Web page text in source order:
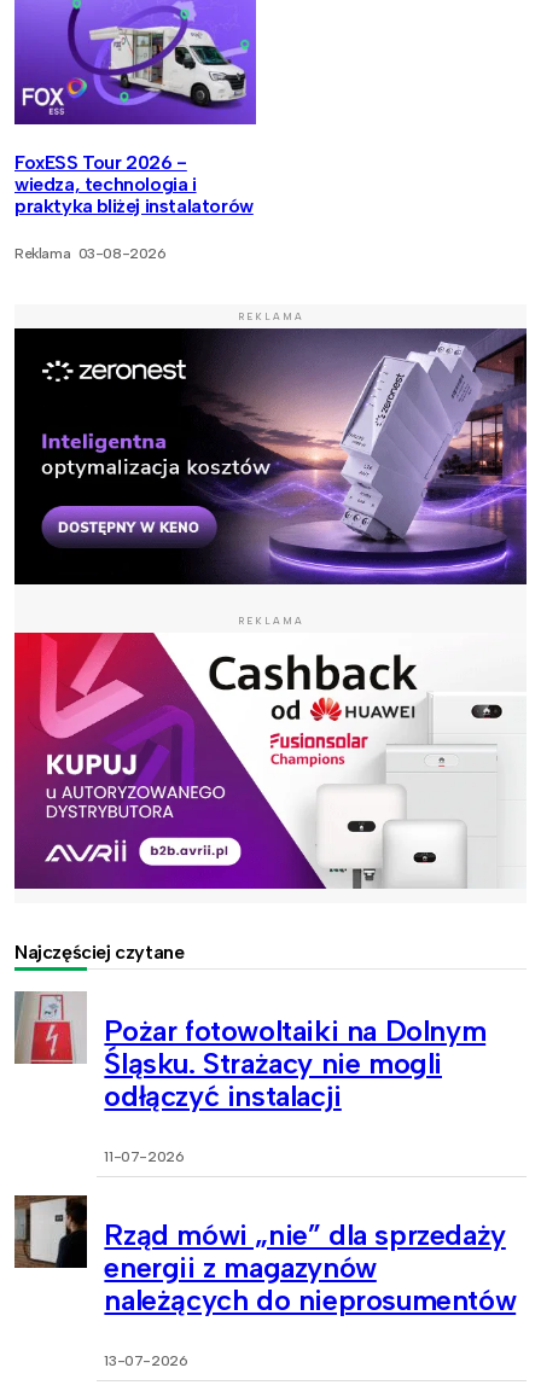
FoxESS Tour 2026 -
wiedza, technologia i
praktyka bliżej instalatorów
Reklama 03-08-2026
REKLAMA
REKLAMA
Najczęściej czytane
Pożar fotowoltaiki na Dolnym
Śląsku. Strażacy nie mogli
odłączyć instalacji
11-07-2026
Rząd mówi „nie” dla sprzedaży
energii z magazynów
należących do nieprosumentów
13-07-2026